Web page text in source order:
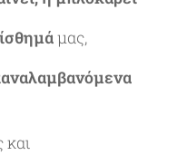
μας,
και